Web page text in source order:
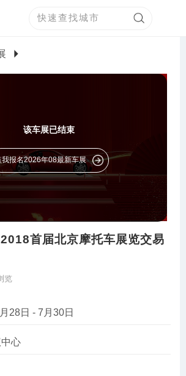
该车展已结束
我报名2026年08最新车展
2018首届北京摩托车展览交易
览
28日 - 7月30日
心